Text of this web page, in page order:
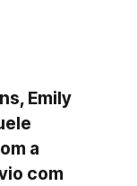
Emily
a
com